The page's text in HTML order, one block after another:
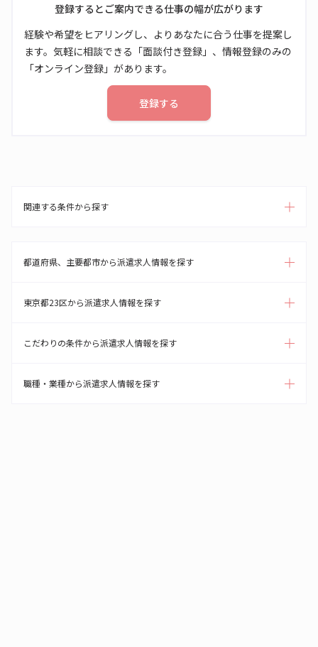
登録するとご案内できる仕事の幅が広がります
経験や希望をヒアリングし、よりあなたに合う仕事を提案し
ます。気軽に相談できる「面談付き登録」、情報登録のみの
「オンライン登録」があります。
登録する
関連する条件から探す
都道府県、主要都市から派遣求人情報を探す
東京都23区から派遣求人情報を探す
こだわりの条件から派遣求人情報を探す
職種・業種から派遣求人情報を探す